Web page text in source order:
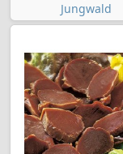
Jungwald